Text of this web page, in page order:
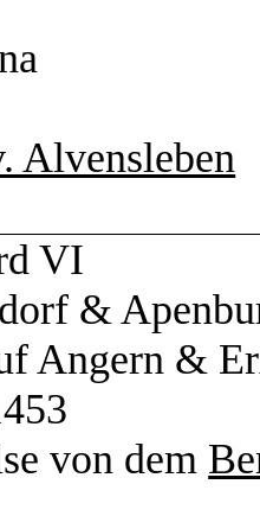
Alvensleben
VI
&
Angern &
1453
von dem